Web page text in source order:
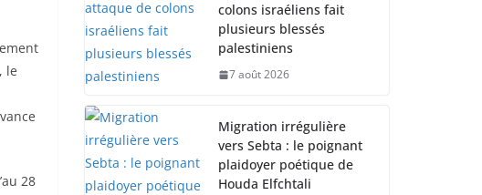
le
28
colons israéliens fait
plusieurs blessés
palestiniens
7 août 2026
Migration irrégulière
vers Sebta : le poignant
plaidoyer poétique de
Houda Elfchtali